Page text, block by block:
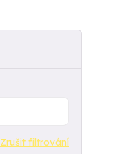
Zrušit filtrování